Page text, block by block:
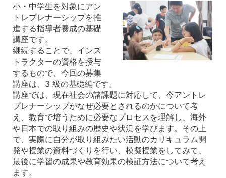
小・中学生を対象にアン
トレプレナーシップを推
進する指導者養成の基礎
講座です。
継続することで、インス
トラクターの資格を授与
するもので、今回の募集
講座は、3 級の基礎編です。
講座では、現在社会の諸課題に対応して、今アントレ
プレナーシップがなぜ必要とされるのかについて考
え、教育で培うために必要なプロセスを理解し、海外
や日本での取り組みの歴史や状況を学びます。その上
で、実際に自分が取り組みたい活動のカリキュラム開
発や授業の資料づくりを行い、模擬授業をしてみて、
最後に学習の成果や教育効果の検証方法について考え
ます。